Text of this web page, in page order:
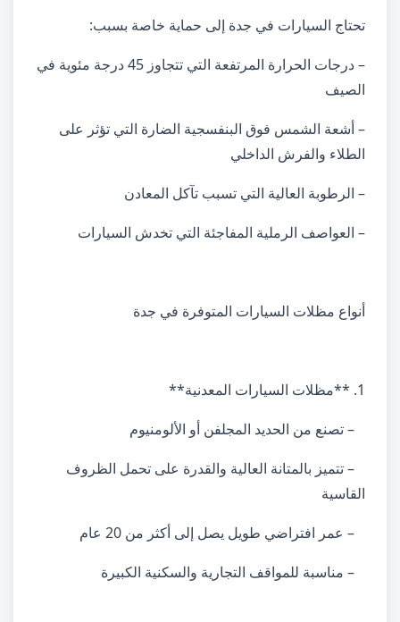
تحتاج السيارات في جدة إلى حماية خاصة بسبب:
– درجات الحرارة المرتفعة التي تتجاوز 45 درجة مئوية في
الصيف
– أشعة الشمس فوق البنفسجية الضارة التي تؤثر على
الطلاء والفرش الداخلي
– الرطوبة العالية التي تسبب تآكل المعادن
– العواصف الرملية المفاجئة التي تخدش السيارات
أنواع مظلات السيارات المتوفرة في جدة
1. **مظلات السيارات المعدنية**
– تصنع من الحديد المجلفن أو الألومنيوم
– تتميز بالمتانة العالية والقدرة على تحمل الظروف
القاسية
– عمر افتراضي طويل يصل إلى أكثر من 20 عام
– مناسبة للمواقف التجارية والسكنية الكبيرة